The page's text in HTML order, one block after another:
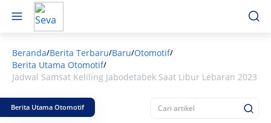
Beranda/Berita Terbaru/Baru/Otomotif/
Berita Utama Otomotif/
Jadwal Samsat Keliling Jabodetabek Saat Libur Lebaran 2023
Berita Utama Otomotif